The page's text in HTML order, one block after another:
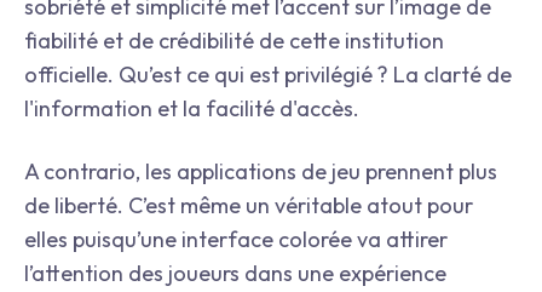
sobriété et simplicité met l’accent sur l’image de
fiabilité et de crédibilité de cette institution
officielle. Qu’est ce qui est privilégié ? La clarté de
l'information et la facilité d'accès.
A contrario, les applications de jeu prennent plus
de liberté. C’est même un véritable atout pour
elles puisqu’une interface colorée va attirer
l’attention des joueurs dans une expérience